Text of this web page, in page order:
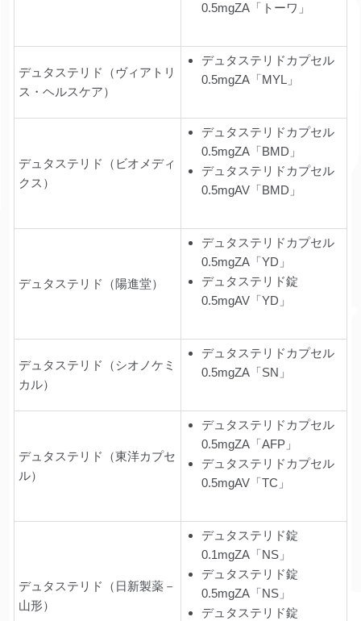
0.5mgZA「トーワ」
デュタステリド（ヴィアトリ
ス・ヘルスケア）
デュタステリドカプセル
0.5mgZA「MYL」
デュタステリド（ビオメディ
クス）
デュタステリドカプセル
0.5mgZA「BMD」
デュタステリドカプセル
0.5mgAV「BMD」
デュタステリド（陽進堂）
デュタステリドカプセル
0.5mgZA「YD」
デュタステリド錠
0.5mgAV「YD」
デュタステリド（シオノケミ
カル）
デュタステリドカプセル
0.5mgZA「SN」
デュタステリド（東洋カプセ
ル）
デュタステリドカプセル
0.5mgZA「AFP」
デュタステリドカプセル
0.5mgAV「TC」
デュタステリド（日新製薬－
山形）
デュタステリド錠
0.1mgZA「NS」
デュタステリド錠
0.5mgZA「NS」
デュタステリド錠